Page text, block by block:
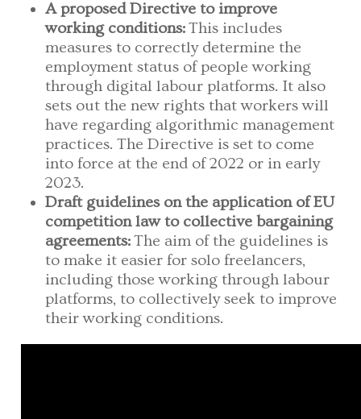
A proposed Directive to improve
working conditions:This includes
measures to correctly determine the
employment status of people working
through digital labour platforms. It also
sets out the new rights that workers will
have regarding algorithmic management
practices. The Directive is set to come
into force at the end of 2022 or in early
2023.
Draft guidelines on the application of EU
competition law to collective bargaining
agreements:The aim of the guidelines is
to make it easier for solo freelancers,
including those working through labour
platforms, to collectively seek to improve
their working conditions.